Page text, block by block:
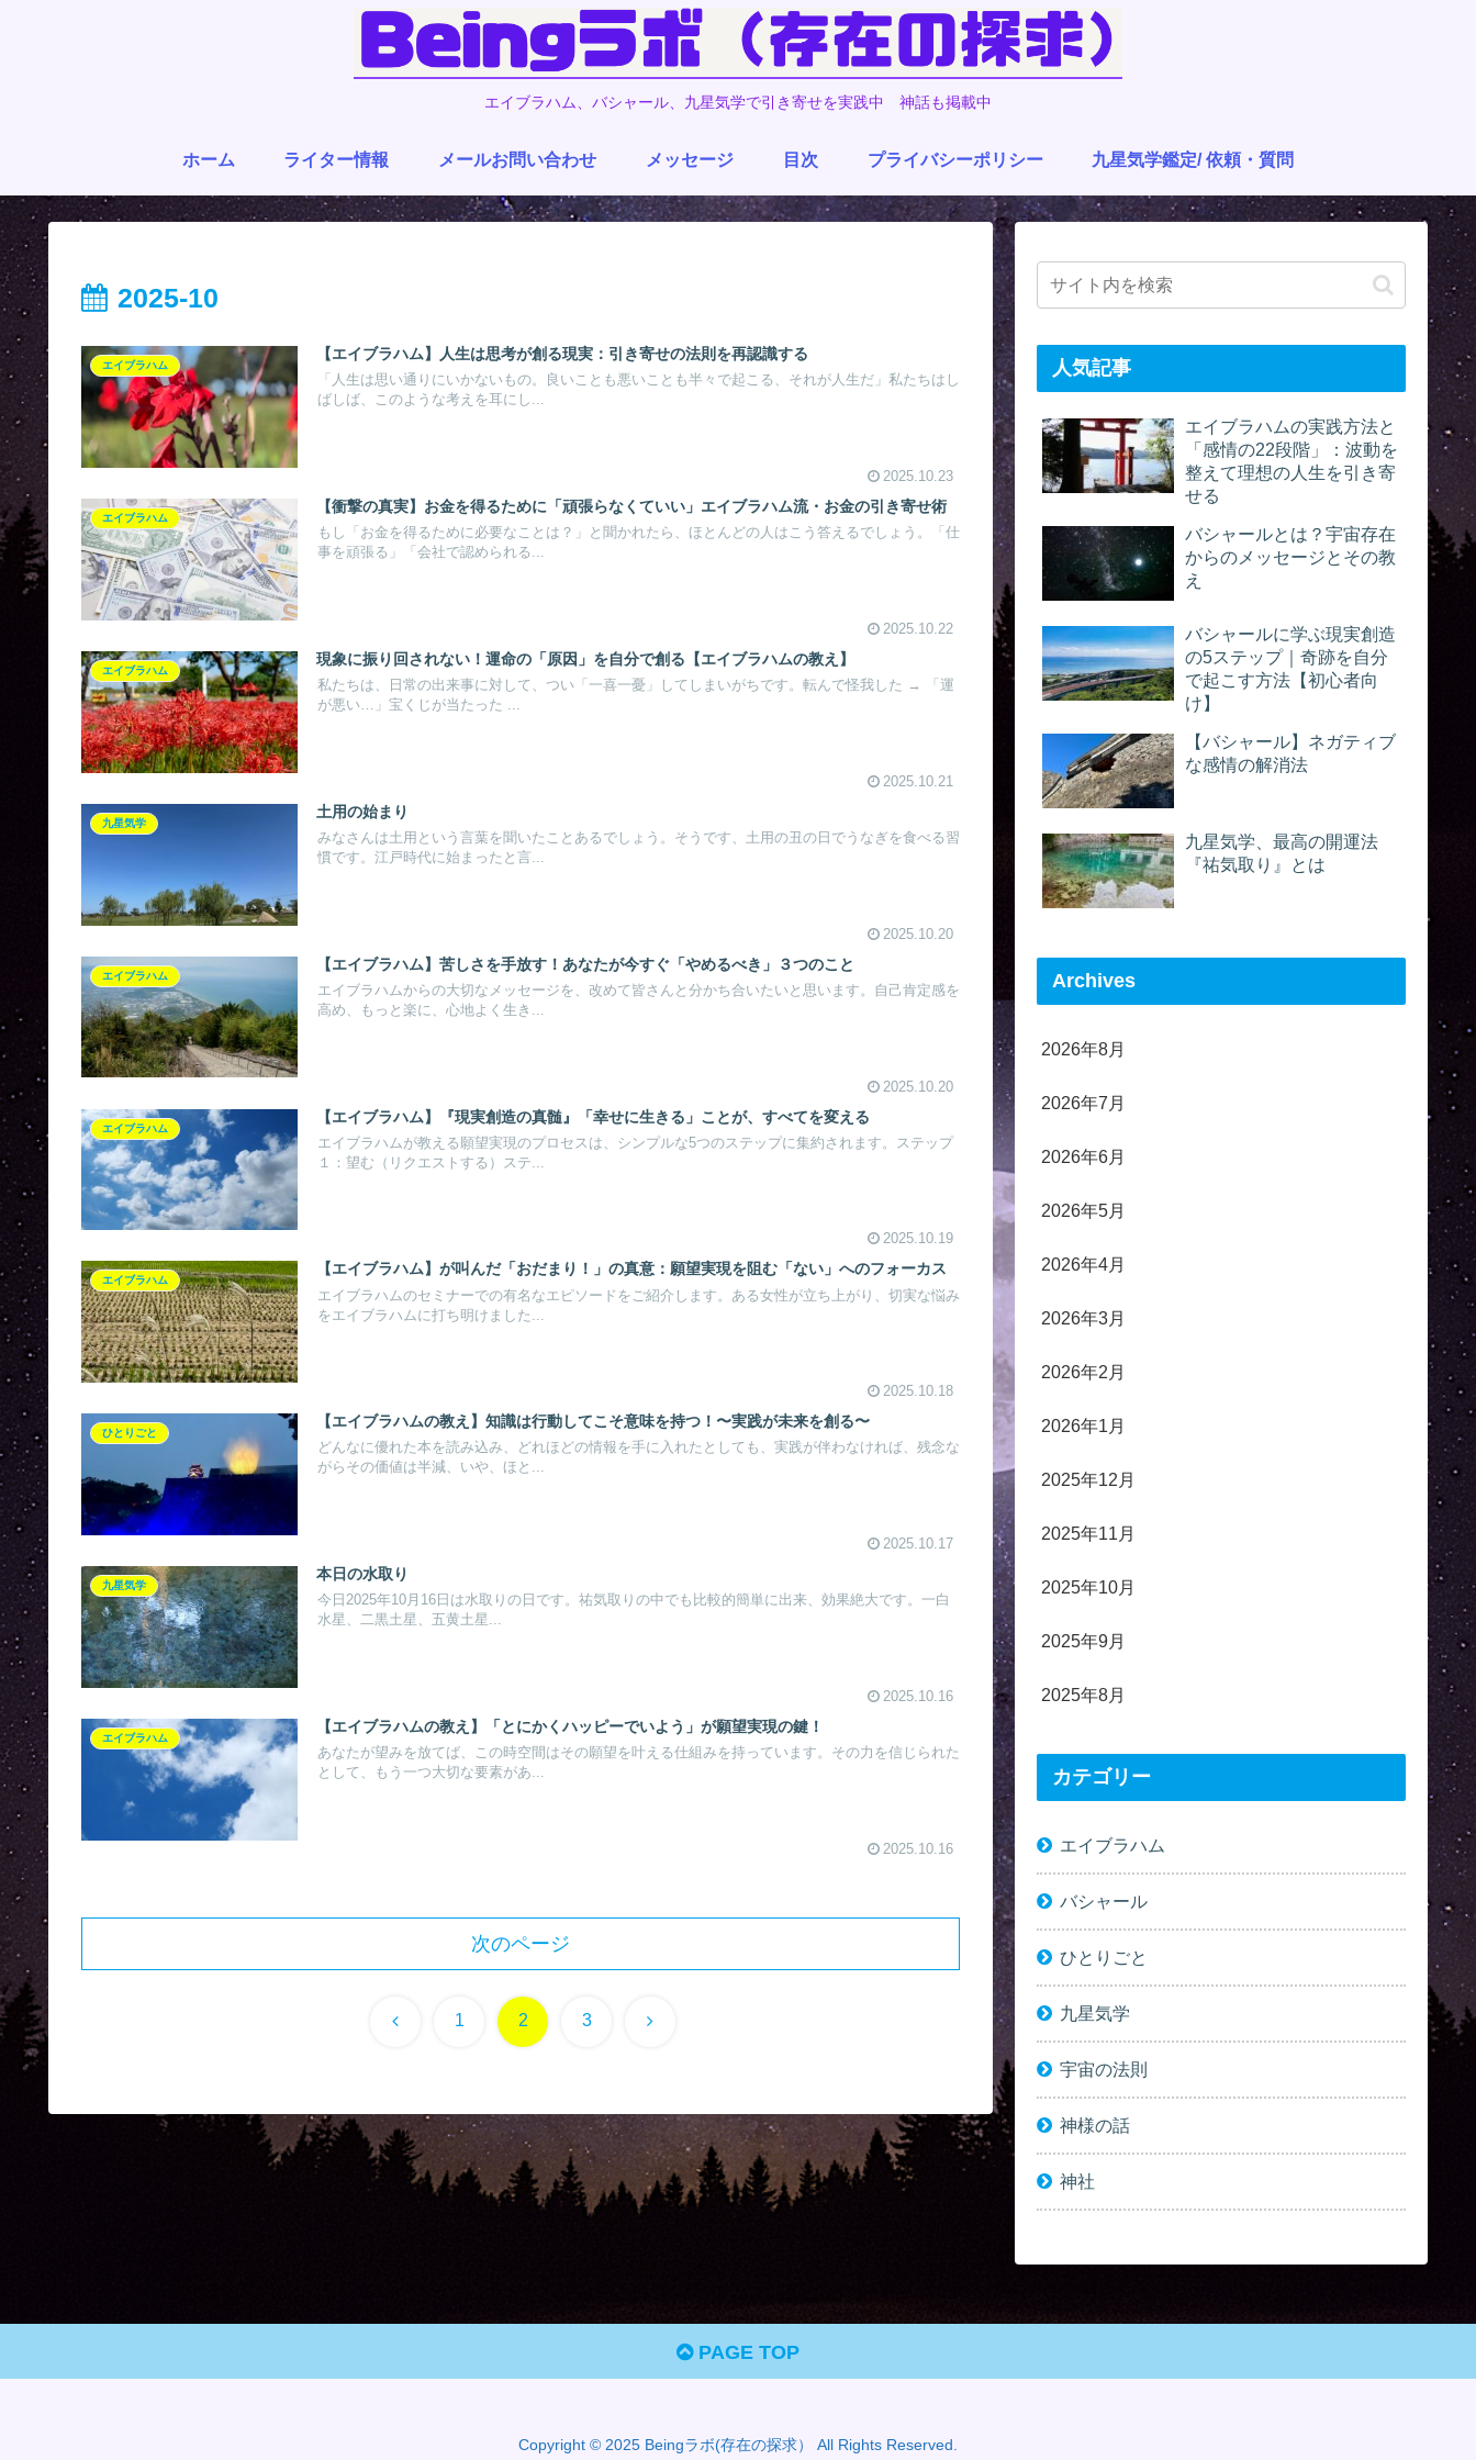
エイブラハム、バシャール、九星気学で引き寄せを実践中 神話も掲載中
ホーム ライター情報 メールお問い合わせ メッセージ 目次 プライバシーポリシー 九星気学鑑定/ 依頼・質問
2025-10
エイブラハム
【エイブラハム】人生は思考が創る現実：引き寄せの法則を再認識する
「人生は思い通りにいかないもの。良いことも悪いことも半々で起こる、それが人生だ」私たちはし
ばしば、このような考えを耳にし...
2025.10.23
エイブラハム
【衝撃の真実】お金を得るために「頑張らなくていい」エイブラハム流・お金の引き寄せ術
もし「お金を得るために必要なことは？」と聞かれたら、ほとんどの人はこう答えるでしょう。「仕
事を頑張る」「会社で認められる...
2025.10.22
エイブラハム
現象に振り回されない！運命の「原因」を自分で創る【エイブラハムの教え】
私たちは、日常の出来事に対して、つい「一喜一憂」してしまいがちです。転んで怪我した → 「運
が悪い…」宝くじが当たった ...
2025.10.21
九星気学
土用の始まり
みなさんは土用という言葉を聞いたことあるでしょう。そうです、土用の丑の日でうなぎを食べる習
慣です。江戸時代に始まったと言...
2025.10.20
エイブラハム
【エイブラハム】苦しさを手放す！あなたが今すぐ「やめるべき」３つのこと
エイブラハムからの大切なメッセージを、改めて皆さんと分かち合いたいと思います。自己肯定感を
高め、もっと楽に、心地よく生き...
2025.10.20
エイブラハム
【エイブラハム】『現実創造の真髄』「幸せに生きる」ことが、すべてを変える
エイブラハムが教える願望実現のプロセスは、シンプルな5つのステップに集約されます。ステップ
１：望む（リクエストする）ステ...
2025.10.19
エイブラハム
【エイブラハム】が叫んだ「おだまり！」の真意：願望実現を阻む「ない」へのフォーカス
エイブラハムのセミナーでの有名なエピソードをご紹介します。ある女性が立ち上がり、切実な悩み
をエイブラハムに打ち明けました...
2025.10.18
ひとりごと
【エイブラハムの教え】知識は行動してこそ意味を持つ！〜実践が未来を創る〜
どんなに優れた本を読み込み、どれほどの情報を手に入れたとしても、実践が伴わなければ、残念な
がらその価値は半減、いや、ほと...
2025.10.17
九星気学
本日の水取り
今日2025年10月16日は水取りの日です。祐気取りの中でも比較的簡単に出来、効果絶大です。一白
水星、二黒土星、五黄土星...
2025.10.16
エイブラハム
【エイブラハムの教え】「とにかくハッピーでいよう」が願望実現の鍵！
あなたが望みを放てば、この時空間はその願望を叶える仕組みを持っています。その力を信じられた
として、もう一つ大切な要素があ...
2025.10.16
次のページ
前 1 2 3 次
人気記事
エイブラハムの実践方法と
「感情の22段階」：波動を
整えて理想の人生を引き寄
せる
バシャールとは？宇宙存在
からのメッセージとその教
え
バシャールに学ぶ現実創造
の5ステップ｜奇跡を自分
で起こす方法【初心者向
け】
【バシャール】ネガティブ
な感情の解消法
九星気学、最高の開運法
『祐気取り』とは
Archives
2026年8月
2026年7月
2026年6月
2026年5月
2026年4月
2026年3月
2026年2月
2026年1月
2025年12月
2025年11月
2025年10月
2025年9月
2025年8月
カテゴリー
エイブラハム
バシャール
ひとりごと
九星気学
宇宙の法則
神様の話
神社
PAGE TOP
Copyright © 2025 Beingラボ(存在の探求） All Rights Reserved.